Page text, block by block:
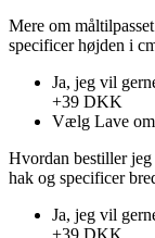
Mere om
specificer højden i
Ja, jeg vil
+39 DKK
Vælg Lave om
Hvordan bestiller jeg
hak ​​og specificer
Ja, jeg vil
+39 DKK